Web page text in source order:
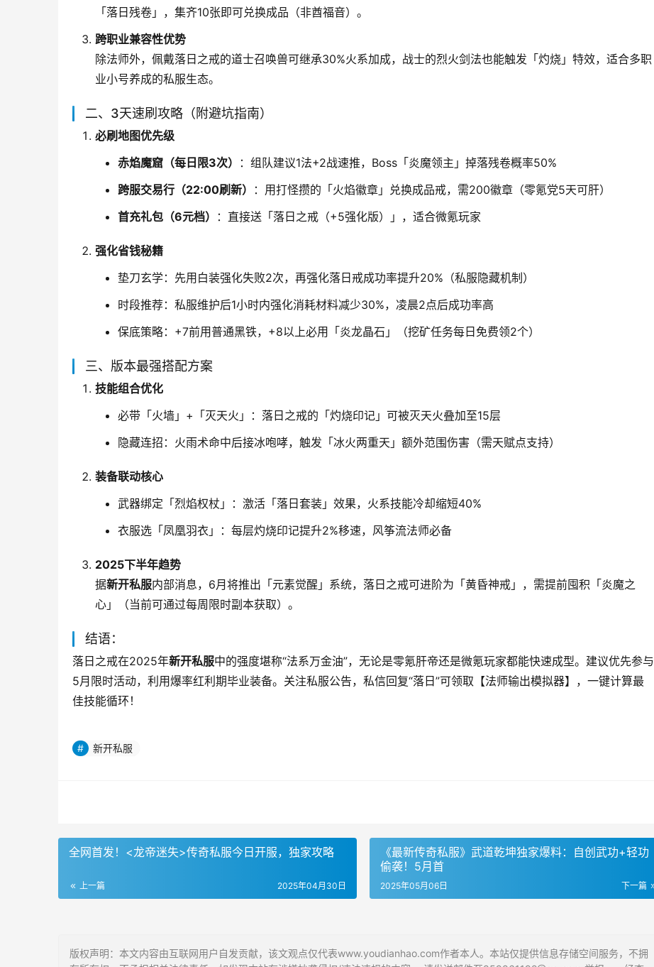
「落日残卷」，集齐10张即可兑换成品（非酋福音）。
跨职业兼容性优势
除法师外，佩戴落日之戒的道士召唤兽可继承30%火系加成，战士的烈火剑法也能触发「灼烧」特效，适合多职
业小号养成的私服生态。
二、3天速刷攻略（附避坑指南）
必刷地图优先级
赤焰魔窟（每日限3次）
：组队建议1法+2战速推，Boss「炎魔领主」掉落残卷概率50%
跨服交易行（22:00刷新）
：用打怪攒的「火焰徽章」兑换成品戒，需200徽章（零氪党5天可肝）
首充礼包（6元档）
：直接送「落日之戒（+5强化版）」，适合微氪玩家
强化省钱秘籍
垫刀玄学：先用白装强化失败2次，再强化落日戒成功率提升20%（私服隐藏机制）
时段推荐：私服维护后1小时内强化消耗材料减少30%，凌晨2点后成功率高
保底策略：+7前用普通黑铁，+8以上必用「炎龙晶石」（挖矿任务每日免费领2个）
三、版本最强搭配方案
技能组合优化
必带「火墙」+「灭天火」：落日之戒的「灼烧印记」可被灭天火叠加至15层
隐藏连招：火雨术命中后接冰咆哮，触发「冰火两重天」额外范围伤害（需天赋点支持）
装备联动核心
武器绑定「烈焰权杖」：激活「落日套装」效果，火系技能冷却缩短40%
衣服选「凤凰羽衣」：每层灼烧印记提升2%移速，风筝流法师必备
2025下半年趋势
据新开私服内部消息，6月将推出「元素觉醒」系统，落日之戒可进阶为「黄昏神戒」，需提前囤积「炎魔之
心」（当前可通过每周限时副本获取）。
结语：
落日之戒在2025年新开私服中的强度堪称“法系万金油”，无论是零氪肝帝还是微氪玩家都能快速成型。建议优先参与
5月限时活动，利用爆率红利期毕业装备。关注私服公告，私信回复“落日”可领取【法师输出模拟器】，一键计算最
佳技能循环！
新开私服
全网首发！<龙帝迷失>传奇私服今日开服，独家攻略
上一篇 2025年04月30日
《最新传奇私服》武道乾坤独家爆料：自创武功+轻功
偷袭！5月首
下一篇
2025年05月06日
版权声明：本文内容由互联网用户自发贡献，该文观点仅代表www.youdianhao.com作者本人。本站仅提供信息存储空间服务，不拥